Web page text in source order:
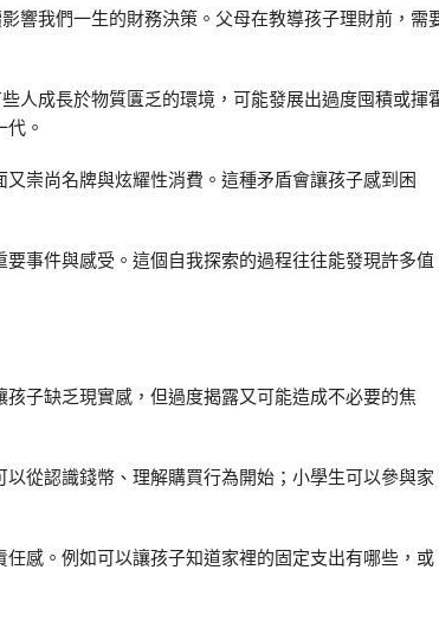
響我們一生的財務決策。父母在教導孩子理財前，需
人成長於物質匱乏的環境，可能發展出過度囤積或揮
。
崇尚名牌與炫耀性消費。這種矛盾會讓孩子感到困
事件與感受。這個自我探索的過程往往能發現許多值
子缺乏現實感，但過度揭露又可能造成不必要的焦
從認識錢幣、理解購買行為開始；小學生可以參與家
感。例如可以讓孩子知道家裡的固定支出有哪些，或